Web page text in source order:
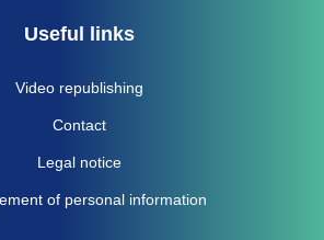
Useful links
Video republishing
Contact
Legal notice
of personal information